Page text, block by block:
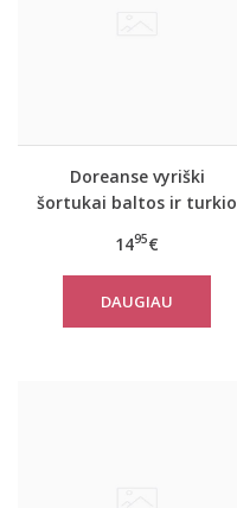
Doreanse vyriški
šortukai baltos ir turkio
1495€
DAUGIAU